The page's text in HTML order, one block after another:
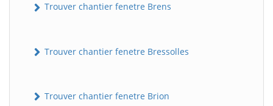
Trouver chantier fenetre Brens
Trouver chantier fenetre Bressolles
Trouver chantier fenetre Brion